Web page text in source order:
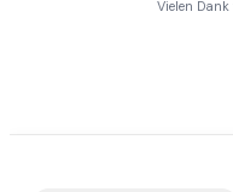
Vielen